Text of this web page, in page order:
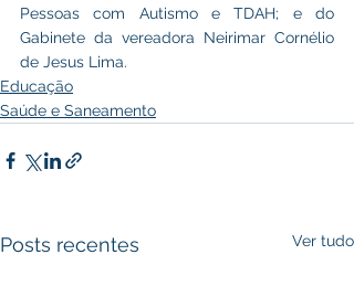
Pessoas com Autismo e TDAH; e do
Gabinete da vereadora Neirimar Cornélio
de Jesus Lima.
Educação
Saúde e Saneamento
Posts recentes Ver tudo